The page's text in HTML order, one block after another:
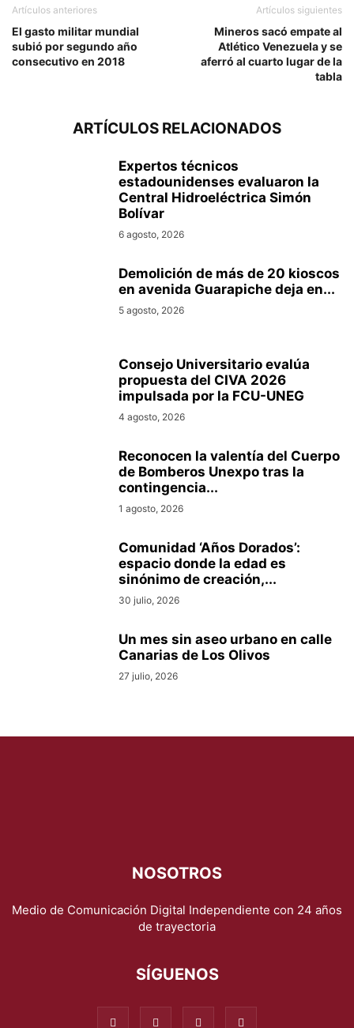
Artículos anteriores
El gasto militar mundial
subió por segundo año
consecutivo en 2018
Artículos siguientes
Mineros sacó empate al
Atlético Venezuela y se
aferró al cuarto lugar de la
tabla
ARTÍCULOS RELACIONADOS
Expertos técnicos
estadounidenses evaluaron la
Central Hidroeléctrica Simón
Bolívar
6 agosto, 2026
Demolición de más de 20 kioscos
en avenida Guarapiche deja en...
5 agosto, 2026
Consejo Universitario evalúa
propuesta del CIVA 2026
impulsada por la FCU-UNEG
4 agosto, 2026
Reconocen la valentía del Cuerpo
de Bomberos Unexpo tras la
contingencia...
1 agosto, 2026
Comunidad ‘Años Dorados’:
espacio donde la edad es
sinónimo de creación,...
30 julio, 2026
Un mes sin aseo urbano en calle
Canarias de Los Olivos
27 julio, 2026
NOSOTROS
Medio de Comunicación Digital Independiente con 24 años
de trayectoria
SÍGUENOS